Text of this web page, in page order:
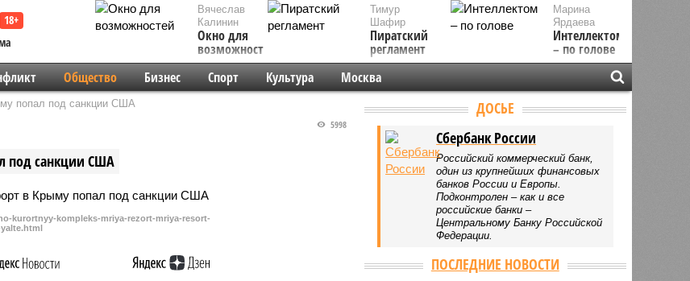
Вячеслав
Калинин
Окно для
возможностей
Марина
Ярдаева
Интеллектом
– по голове
Тимур
Шафир
Пиратский
регламент
Общество Бизнес Спорт Культура Москва
попал под санкции США
под санкции США
5998
kurortnyy-kompleks-mriya-rezort-mriya-resort-
ДОСЬЕ
Сбербанк России
Российский коммерческий банк,
один из крупнейших финансовых
банков России и Европы.
Подконтролен – как и все
российские банки –
Центральному Банку Российской
Федерации.
ПОСЛЕДНИЕ НОВОСТИ